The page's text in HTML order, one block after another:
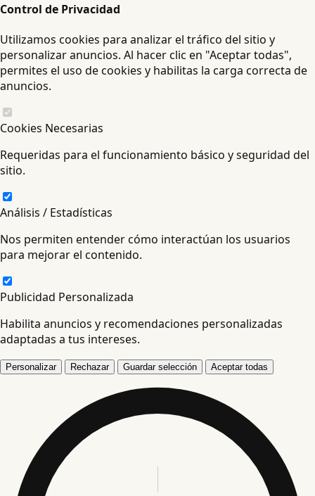
Control de Privacidad
Utilizamos cookies para analizar el tráfico del sitio y
personalizar anuncios. Al hacer clic en "Aceptar todas",
permites el uso de cookies y habilitas la carga correcta de
anuncios.
Cookies Necesarias
Requeridas para el funcionamiento básico y seguridad del
sitio.
Análisis / Estadísticas
Nos permiten entender cómo interactúan los usuarios
para mejorar el contenido.
Publicidad Personalizada
Habilita anuncios y recomendaciones personalizadas
adaptadas a tus intereses.
Personalizar Rechazar Guardar selección Aceptar todas